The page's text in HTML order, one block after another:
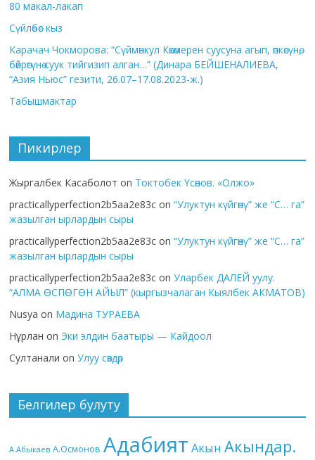
80 макал-лакап
Сүйлөбөс кыз
Карачач Чокморова: “Сүймөнкул Көкөмерен суусуна агып, өпкөсүнө,
бөйрөгүнө суук тийгизип алган…” (Динара БЕЙШЕНАЛИЕВА,
“Азия Ньюс” гезити, 26.07–17.08.2023-ж.)
Табышмактар
Пикирлер
Жыргалбек Касаболот on Токтобек Үсөнов. «Олжо»
practicallyperfection2b5aa2e83c on“Улуктун күйгөнү” же “С… га”
жазылган ырлардын сыры
practicallyperfection2b5aa2e83c on“Улуктун күйгөнү” же “С… га”
жазылган ырлардын сыры
practicallyperfection2b5aa2e83c onУларбек ДАЛЕЙ уулу.
“АЛМА ӨСПӨГӨН АЙЫЛ” (кыргызчалаган Кыялбек АКМАТОВ)
Nusya on Мадина ТУРАЕВА
Нұрлан on Эки элдин баатыры — Кайдоол
Султанали onУлуу сөздөр
Белгилер булуту
А.Абыкаев А.Осмонов Адабият Акын Акындар.